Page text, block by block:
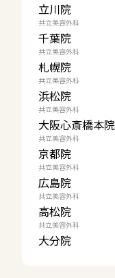
立川院
共立美容外科
千葉院
共立美容外科
札幌院
共立美容外科
浜松院
共立美容外科
大阪心斎橋本院
共立美容外科
京都院
共立美容外科
広島院
共立美容外科
高松院
共立美容外科
大分院